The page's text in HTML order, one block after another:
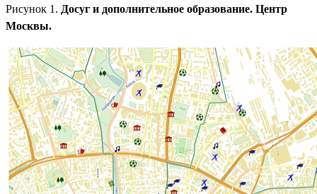
Рисунок 1. Досуг и дополнительное образование. Центр
Москвы.